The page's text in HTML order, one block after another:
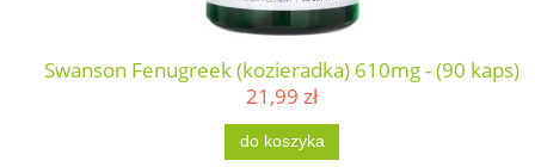
Swanson Fenugreek (kozieradka) 610mg - (90 kaps)
21,99 zł
do koszyka